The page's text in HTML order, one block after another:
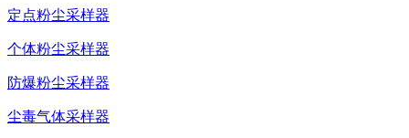
定点粉尘采样器
个体粉尘采样器
防爆粉尘采样器
尘毒气体采样器